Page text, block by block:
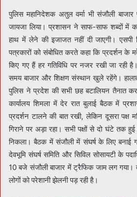
पुलिस महानिदेशक अतुल वर्मा भी संजौली
जायजा लिया। प्रशासन ने साफ-साफ शब्दों में
हाथ में लेने की इजाजत नहीं दी जाएगी। एसपी
पत्रकारों को संबोधित करते कहा कि प्रदर्शन के
किए गए हैं हर गतिविधि पर नजर रखी जा रही
समय बाजार और शिक्षण संस्थान खुले रहेंगे।
पुलिस ने प्रदेश की सभी छह बटालियन तैनात
कार्यालय शिमला में देर रात बुलाई बैठक में
प्रदर्शन टालने की बात रखी, लेकिन दूसरा पक्ष
गिराने पर अड़ा रहा। सभी पक्षों से दो घंटे तक हुई
निकला। बैठक में संजौली में संघर्ष के लिए बनाई
देवभूमि संघर्ष समिति और सिविल सोसायटी के
10 बजे संजौली बाजार में ट्रैफिक जाम लग गया।
लोगों को परेशानी झेलनी पड़ रही है।